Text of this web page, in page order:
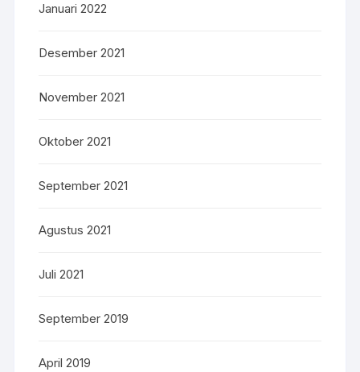
Januari 2022
Desember 2021
November 2021
Oktober 2021
September 2021
Agustus 2021
Juli 2021
September 2019
April 2019